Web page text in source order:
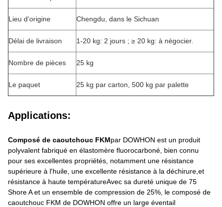
Lieu d'origine Chengdu, dans le Sichuan
Délai de livraison 1-20 kg: 2 jours ; ≥ 20 kg: à négocier.
Nombre de pièces 25 kg
Le paquet 25 kg par carton, 500 kg par palette
Applications:
Composé de caoutchouc FKMpar DOWHON est un produit
polyvalent fabriqué en élastomère fluorocarboné, bien connu
pour ses excellentes propriétés, notamment une résistance
supérieure à l'huile, une excellente résistance à la déchirure,et
résistance à haute températureAvec sa dureté unique de 75
Shore A et un ensemble de compression de 25%, le composé de
caoutchouc FKM de DOWHON offre un large éventail